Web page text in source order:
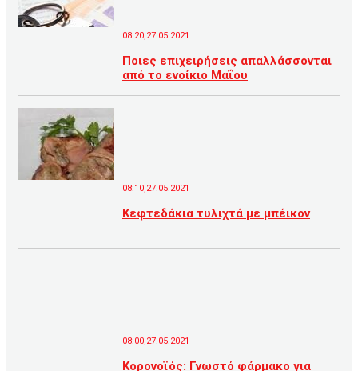
08:20,27.05.2021
Ποιες επιχειρήσεις απαλλάσσονται
από το ενοίκιο Μαΐου
08:10,27.05.2021
Κεφτεδάκια τυλιχτά με μπέικον
08:00,27.05.2021
Κορονοϊός: Γνωστό φάρμακο για